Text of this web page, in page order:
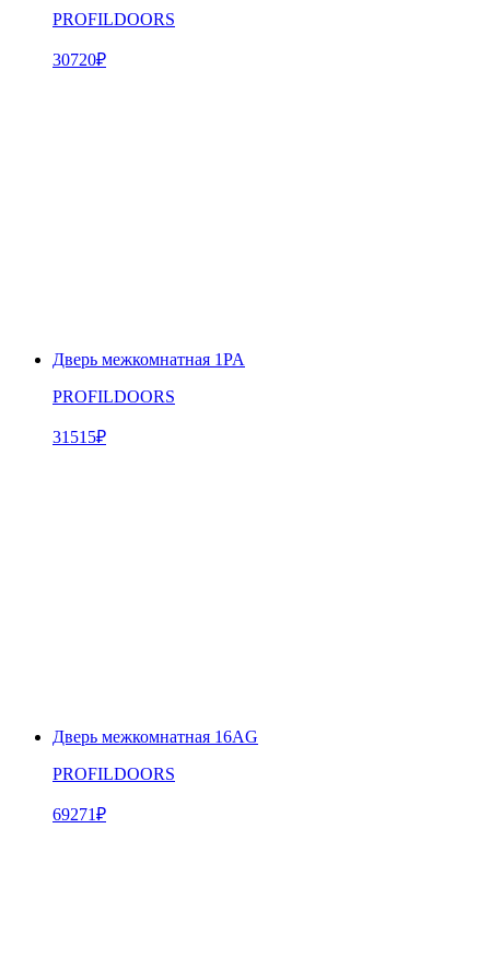
PROFILDOORS
30720₽
Дверь межкомнатная 1PA
PROFILDOORS
31515₽
Дверь межкомнатная 16AG
PROFILDOORS
69271₽